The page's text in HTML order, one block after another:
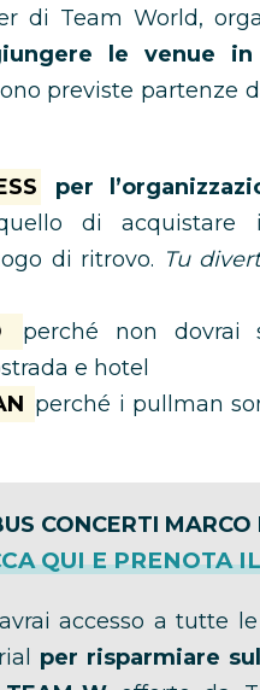
di Team World,
le venue
previste partenze
per
di
di ritrovo. Tu
perché non dovrai
e hotel
perché i pullman
CONCERTI MARCO
QUI E PRENOTA
accesso a tutte
per risparmiare